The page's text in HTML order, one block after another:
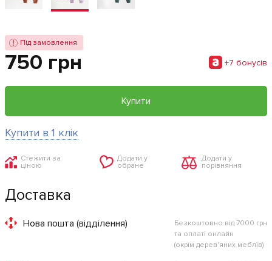
Під замовлення
750 грн +7 бонусiв
Купити
Купити в 1 клік
Стежити за
ціною
Додати у
обране
Додати у
порівняння
Доставка
Нова пошта (відділення)
Безкоштовно від 7000 грн
та оплаті онлайн
(окрім дерев'яних меблів)